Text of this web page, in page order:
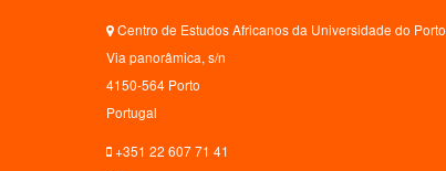
Centro de Estudos Africanos da Universidade do Porto
Via panorâmica, s/n
4150-564 Porto
Portugal
+351 22 607 71 41